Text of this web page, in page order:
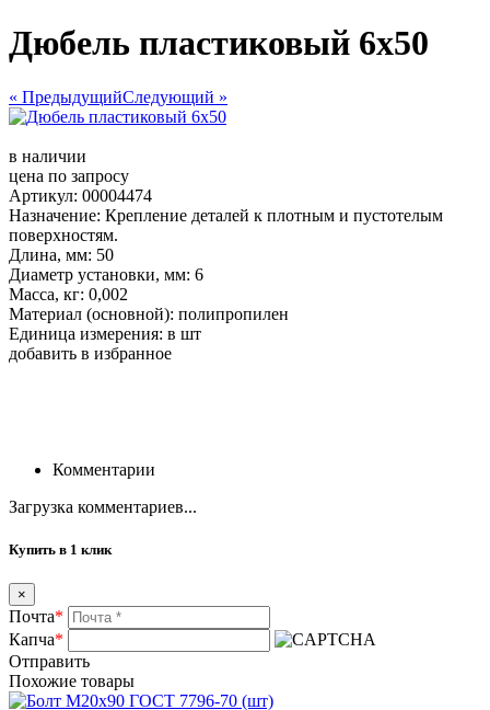
Дюбель пластиковый 6х50
« ПредыдущийСледующий »
в наличии
цена по запросу
Артикул: 00004474
Назначение: Крепление деталей к плотным и пустотелым
поверхностям.
Длина, мм: 50
Диаметр установки, мм: 6
Масса, кг: 0,002
Материал (основной): полипропилен
Единица измерения: в шт
добавить в избранное
Комментарии
Загрузка комментариев...
Купить в 1 клик
×
Почта*
Капча*
Отправить
Похожие товары